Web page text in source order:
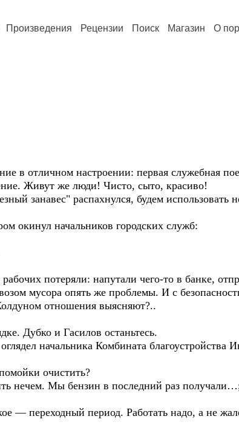
Произведения Рецензии Поиск Магазин О
в отличном настроении: первая служебная
Живут же люди! Чисто, сыто, красиво!
занавес" распахнулся, будем использовать
окинул начальников городских служб:
потеряли: напутали чего-то в банке,
мусора опять же проблемы. И с
отношения выясняют?..
Дубко и Гасилов останьтесь.
начальника Комбината благоустройства
очистить?
нечем. Мы бензин в последний раз
— переходный период. Работать надо, а не